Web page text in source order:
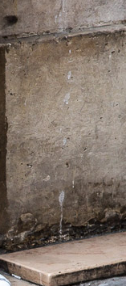
O
J
A
R
I
L
L
O